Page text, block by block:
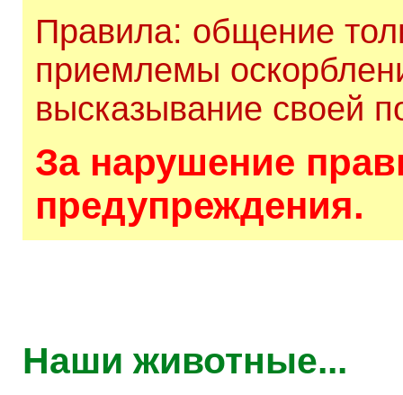
Правила: общение
приемлемы
высказывание своей
За нарушение
предупреждения.
Наши животные...